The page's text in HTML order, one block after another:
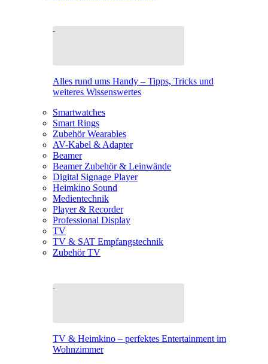
Alles rund ums Handy – Tipps, Tricks und
weiteres Wissenswertes
Smartwatches
Smart Rings
Zubehör Wearables
AV-Kabel & Adapter
Beamer
Beamer Zubehör & Leinwände
Digital Signage Player
Heimkino Sound
Medientechnik
Player & Recorder
Professional Display
TV
TV & SAT Empfangstechnik
Zubehör TV
TV & Heimkino – perfektes Entertainment im
Wohnzimmer